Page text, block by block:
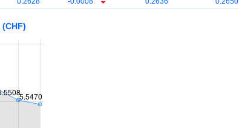
(CHF)